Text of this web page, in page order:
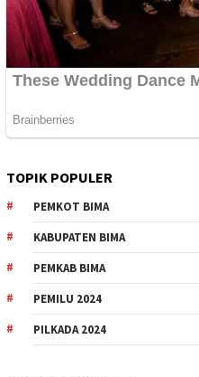
TOPIK POPULER
PEMKOT BIMA
KABUPATEN BIMA
PEMKAB BIMA
PEMILU 2024
PILKADA 2024